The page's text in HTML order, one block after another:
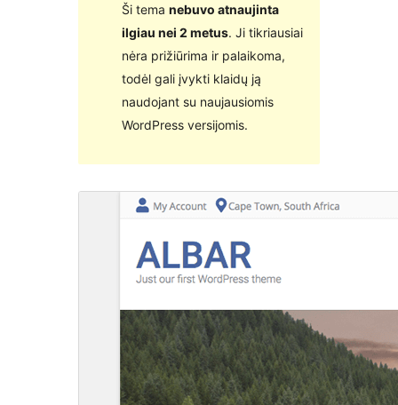
Ši tema nebuvo atnaujinta
ilgiau nei 2 metus. Ji tikriausiai
nėra prižiūrima ir palaikoma,
todėl gali įvykti klaidų ją
naudojant su naujausiomis
WordPress versijomis.